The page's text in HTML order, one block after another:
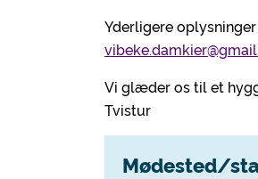
Yderligere
Vi glæder os til et
Tvistur
Mødested/